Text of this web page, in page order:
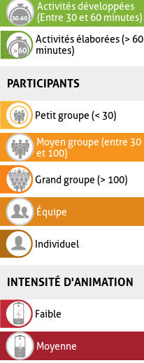
Activités développées
(Entre 30 et 60 minutes)
Activités élaborées (> 60
minutes)
PARTICIPANTS
Petit groupe (< 30)
Moyen groupe (entre 30
et 100)
Grand groupe (> 100)
Équipe
Individuel
INTENSITÉ D'ANIMATION
Faible
Moyenne